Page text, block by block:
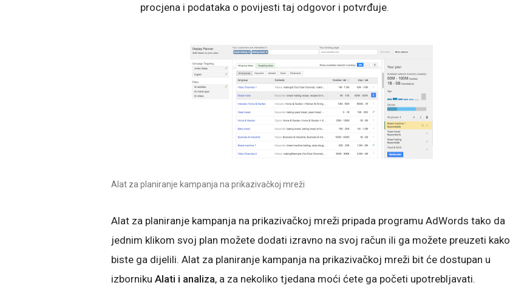
procjena i podataka o povijesti taj odgovor i potvrđuje.
Alat za planiranje kampanja na prikazivačkoj mreži
Alat za planiranje kampanja na prikazivačkoj mreži pripada programu AdWords tako da
jednim klikom svoj plan možete dodati izravno na svoj račun ili ga možete preuzeti kako
biste ga dijelili. Alat za planiranje kampanja na prikazivačkoj mreži bit će dostupan u
izborniku Alati i analiza, a za nekoliko tjedana moći ćete ga početi upotrebljavati.